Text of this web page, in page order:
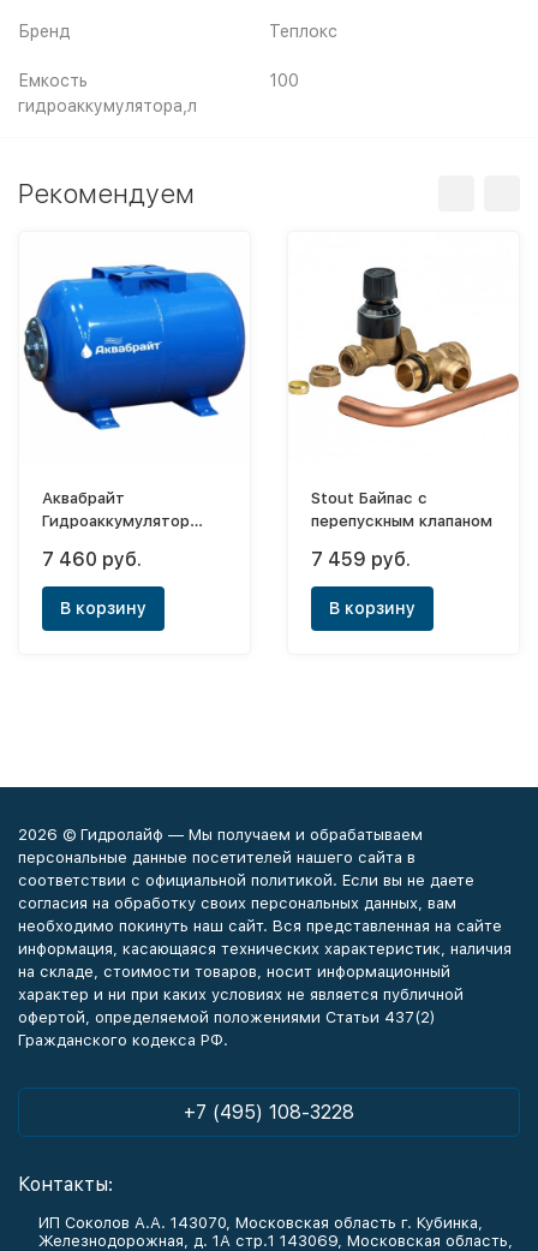
Бренд Теплокс
Емкость
гидроаккумулятора,л
100
Рекомендуем
Аквабрайт
Гидроаккумулятор
ГМ-100Г (мембрана
EPDM и фланец сталь.)
7 460 руб.
В корзину
Stout Байпас с
перепускным клапаном
7 459 руб.
В корзину
2026 © Гидролайф — Мы получаем и обрабатываем
персональные данные посетителей нашего сайта в
соответствии с официальной политикой. Если вы не даете
согласия на обработку своих персональных данных, вам
необходимо покинуть наш сайт. Вся представленная на сайте
информация, касающаяся технических характеристик, наличия
на складе, стоимости товаров, носит информационный
характер и ни при каких условиях не является публичной
офертой, определяемой положениями Статьи 437(2)
Гражданского кодекса РФ.
+7 (495) 108-3228
Контакты:
ИП Соколов А.А. 143070, Московская область г. Кубинка,
Железнодорожная, д. 1А стр.1 143069, Московская область,